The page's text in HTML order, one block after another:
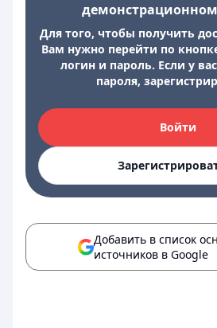
Для того, чтобы получить
Вам нужно перейти по
логин и пароль. Если у
пароля,
Войти
Добавить в список
источников в Google